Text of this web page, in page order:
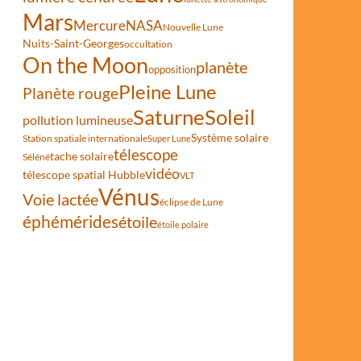
MarsMercureNASANouvelle Lune
Nuits-Saint-Georgesoccultation
On the Moonoppositionplanète
Planète rougePleine Lune
pollution lumineuseSaturneSoleil
Station spatiale internationaleSuper LuneSystème solaire
Sélénétache solairetélescope
télescope spatial HubblevidéoVLT
Voie lactéeVénuséclipse de Lune
éphéméridesétoileétoile polaire